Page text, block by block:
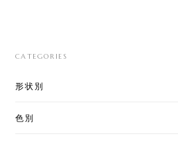
CATEGORIES
形状別
色別